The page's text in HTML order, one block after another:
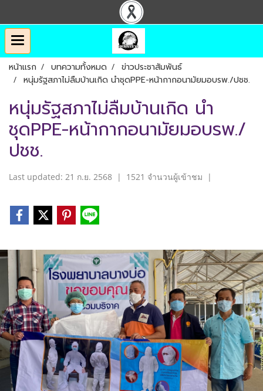
หน้าแรก บทความทั้งหมด
ข่าวประชาสัมพันธ์
หนุ่มรัฐสภาไม่ลืมบ้านเกิด นำชุดPPE-หน้ากากอนามัยมอบรพ./ปชช.
หนุ่มรัฐสภาไม่ลืมบ้านเกิด นำ
ชุดPPE-หน้ากากอนามัยมอบรพ./
ปชช.
Last updated: 21 ก.ย. 2568 | 1521 จำนวนผู้เข้าชม |